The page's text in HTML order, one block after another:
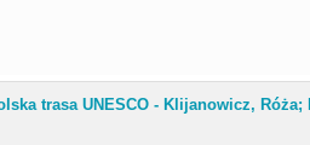
trasa UNESCO - Klijanowicz,